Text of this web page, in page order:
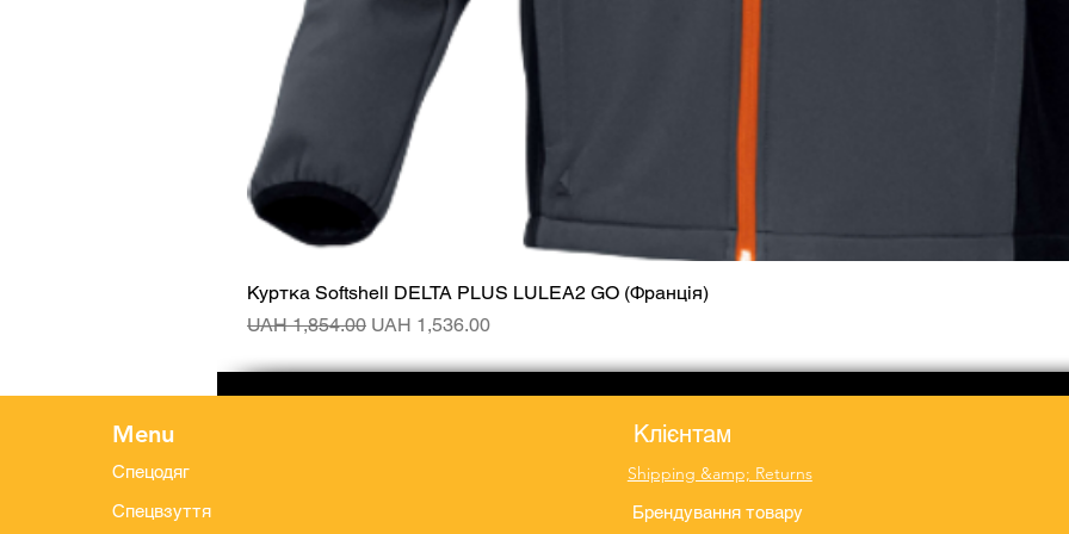
Куртка Softshell DELTA PLUS LULEA2 GO (Франція)
Regular Price
UAH 1,854.00 Sale Price
UAH 1,536.00
Menu
Спецодяг
Спецвзуття
Клієнтам
Shipping &amp; Returns
Брендування товару